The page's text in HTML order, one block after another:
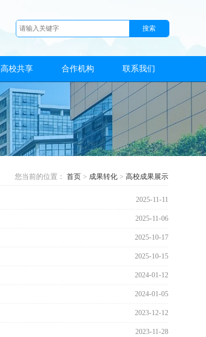
高校共享 合作机构 联系我们
您当前的位置： 首页 > 成果转化 > 高校成果展示
2025-11-11
2025-11-06
2025-10-17
2025-10-15
2024-01-12
2024-01-05
2023-12-12
2023-11-28